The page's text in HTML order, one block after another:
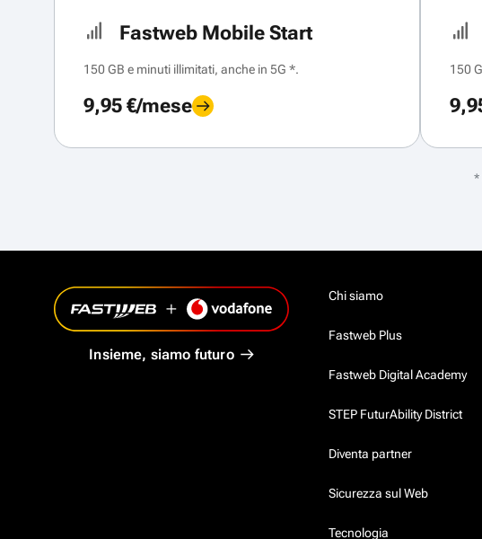
Fastweb Mobile Start
150 GB e minuti illimitati, anche in 5G *.
9,95 €/mese
150
*
Insieme, siamo futuro
Chi siamo
Fastweb Plus
Fastweb Digital Academy
STEP FuturAbility District
Diventa partner
Sicurezza sul Web
Tecnologia